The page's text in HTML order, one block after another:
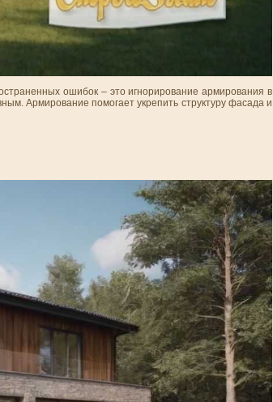
ошибок – это игнорирование армирования в
Армирование помогает укрепить структуру фасада и